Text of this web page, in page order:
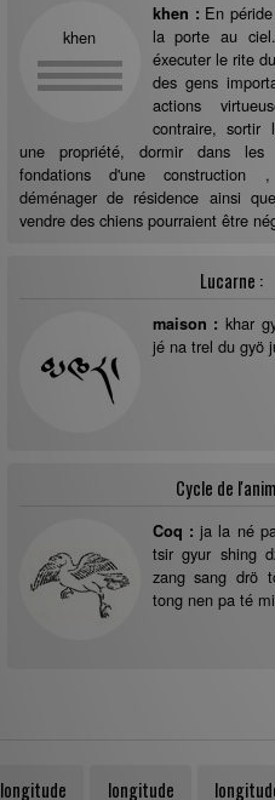
khen
khen : En
la porte au
éxecuter le rite
des gens
actions
contraire, sortir
une propriété, dormir dans les
fondations d'une
déménager de résidence ainsi
vendre des chiens pourraient être
Lucarne :
maison : khar
jé na trel du gyö
Cycle de
Coq :ja la né
tsir gyur shing
zang sang drö
tong nen pa té
longitude longitude